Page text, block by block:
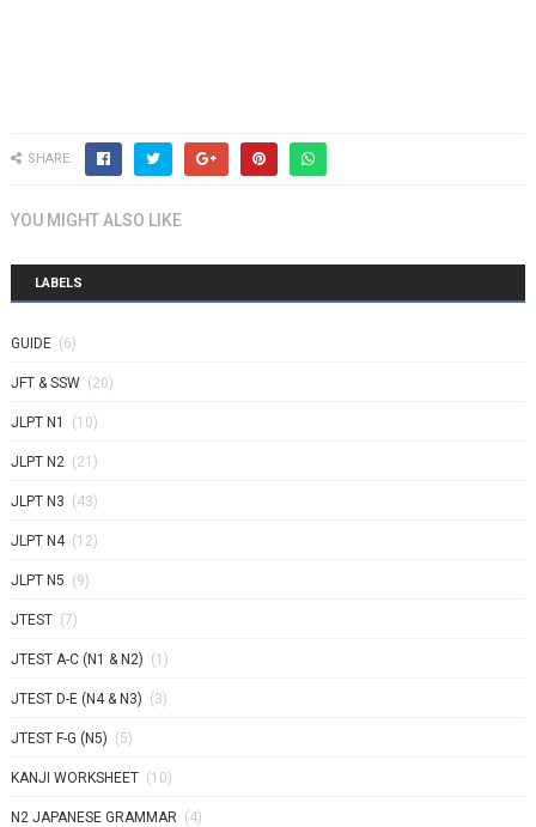
SHARE:
YOU MIGHT ALSO LIKE
LABELS
GUIDE (6)
JFT & SSW (20)
JLPT N1 (10)
JLPT N2 (21)
JLPT N3 (43)
JLPT N4 (12)
JLPT N5 (9)
JTEST (7)
JTEST A-C (N1 & N2) (1)
JTEST D-E (N4 & N3) (3)
JTEST F-G (N5) (5)
KANJI WORKSHEET (10)
N2 JAPANESE GRAMMAR (4)